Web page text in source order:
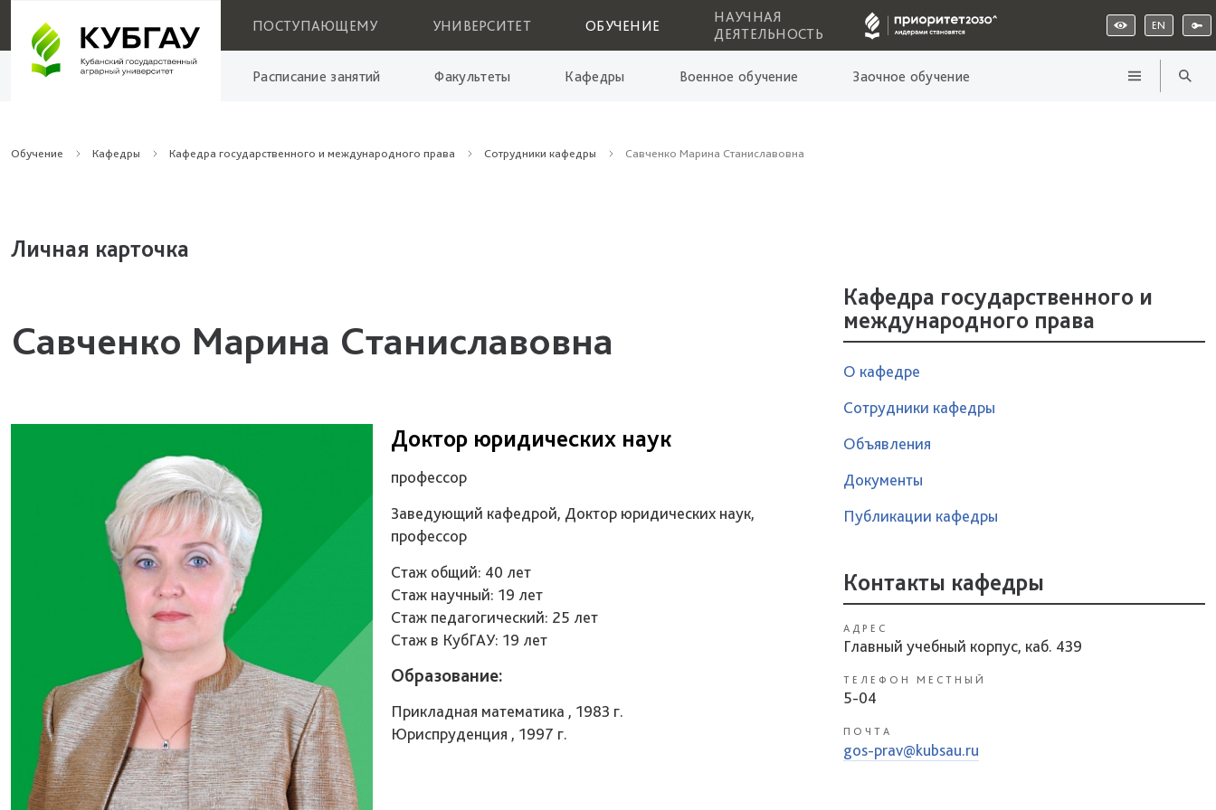
ПОСТУПАЮЩЕМУ УНИВЕРСИТЕТ ОБУЧЕНИЕ
НАУЧНАЯ
ДЕЯТЕЛЬНОСТЬ
EN
Расписание занятий Факультеты Кафедры Военное обучение Заочное обучение
Обучение Кафедры Кафедра государственного и международного права Сотрудники кафедры Савченко Марина Станиславовна
Личная карточка
Савченко Марина Станиславовна
Доктор юридических наук
профессор
Заведующий кафедрой, Доктор юридических наук,
профессор
Стаж общий: 40 лет
Стаж научный: 19 лет
Стаж педагогический: 25 лет
Стаж в КубГАУ: 19 лет
Образование:
Прикладная математика , 1983 г.
Юриспруденция , 1997 г.
Кафедра государственного и
международного права
О кафедре
Сотрудники кафедры
Объявления
Документы
Публикации кафедры
Контакты кафедры
АДРЕС
Главный учебный корпус, каб. 439
ТЕЛЕФОН МЕСТНЫЙ
5-04
ПОЧТА
gos-prav@kubsau.ru